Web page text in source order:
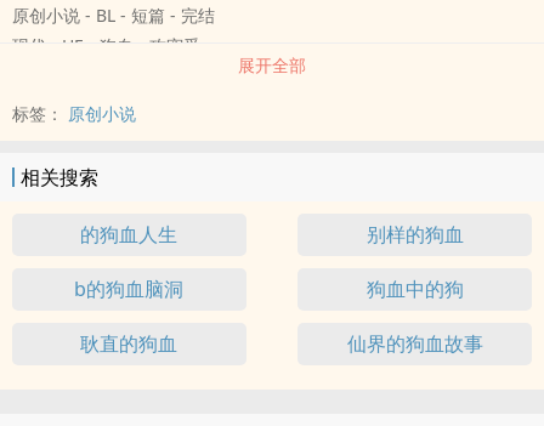
原创小说 - BL - 短篇 - 完结
现代 - HE - 狗血 - 攻宠受
展开全部
标签： 原创小说
相关搜索
的狗血人生 别样的狗血
b的狗血脑洞 狗血中的狗
耿直的狗血 仙界的狗血故事